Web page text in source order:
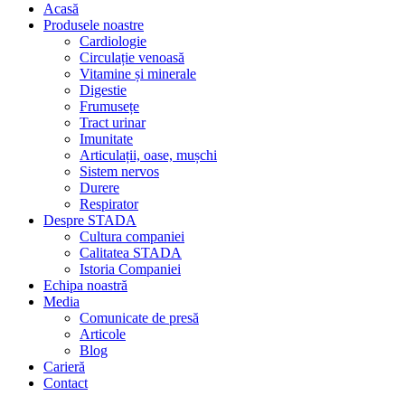
Acasă
Produsele noastre
Cardiologie
Circulație venoasă
Vitamine și minerale
Digestie
Frumusețe
Tract urinar
Imunitate
Articulații, oase, mușchi
Sistem nervos
Durere
Respirator
Despre STADA
Cultura companiei
Calitatea STADA
Istoria Companiei
Echipa noastră
Media
Comunicate de presă
Articole
Blog
Carieră
Contact